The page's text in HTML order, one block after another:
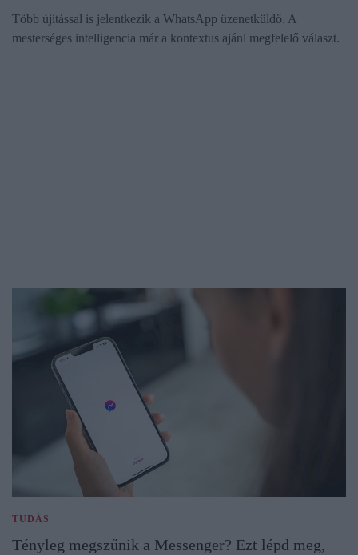
Több újítással is jelentkezik a WhatsApp üzenetküldő. A
mesterséges intelligencia már a kontextus ajánl megfelelő választ.
TUDÁS
Tényleg megszűnik a Messenger? Ezt lépd meg,